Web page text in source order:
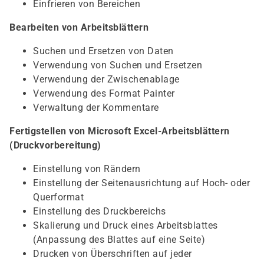
Einfrieren von Bereichen
Bearbeiten von Arbeitsblättern
Suchen und Ersetzen von Daten
Verwendung von Suchen und Ersetzen
Verwendung der Zwischenablage
Verwendung des Format Painter
Verwaltung der Kommentare
Fertigstellen von Microsoft Excel-Arbeitsblättern
(Druckvorbereitung)
Einstellung von Rändern
Einstellung der Seitenausrichtung auf Hoch- oder
Querformat
Einstellung des Druckbereichs
Skalierung und Druck eines Arbeitsblattes
(Anpassung des Blattes auf eine Seite)
Drucken von Überschriften auf jeder